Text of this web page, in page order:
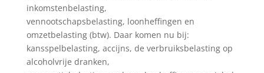
inkomstenbelasting,
vennootschapsbelasting, loonheffingen en
omzetbelasting (btw). Daar komen nu bij:
kansspelbelasting, accijns, de verbruiksbelasting op
alcoholvrije dranken,